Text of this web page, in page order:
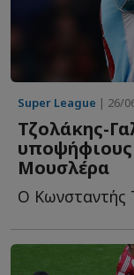
Super League | 26/
Τζολάκης-
υποψήφιους
Μουσλέρα